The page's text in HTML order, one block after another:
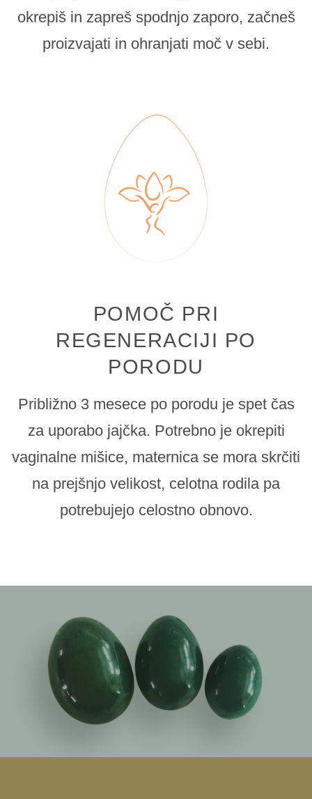
okrepiš in zapreš spodnjo zaporo, začneš
proizvajati in ohranjati moč v sebi.
POMOČ PRI
REGENERACIJI PO
PORODU
Približno 3 mesece po porodu je spet čas
za uporabo jajčka. Potrebno je okrepiti
vaginalne mišice, maternica se mora skrčiti
na prejšnjo velikost, celotna rodila pa
potrebujejo celostno obnovo.